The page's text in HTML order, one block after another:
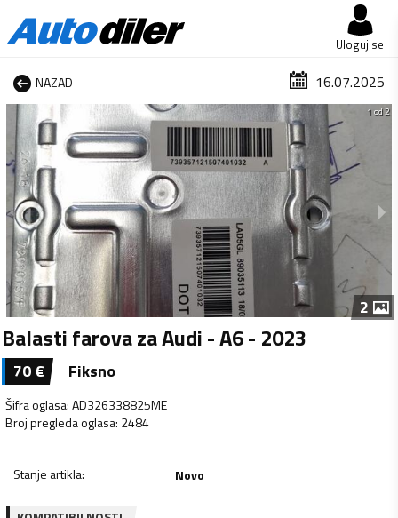
Uloguj se
NAZAD 16.07.2025
1 od 2
2
Balasti farova za Audi - A6 - 2023
70€ Fiksno
Šifra oglasa:AD326338825ME
Broj pregleda oglasa: 2484
Stanje artikla: Novo